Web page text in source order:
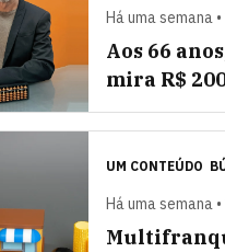
Há uma semana
Aos 66
mira R$
UM CONTEÚDO
Há uma semana